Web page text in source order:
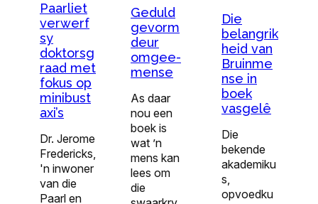
Paarliet
verwerf
sy
doktorsg
raad met
fokus op
minibust
axi’s
Dr. Jerome
Fredericks,
'n inwoner
van die
Paarl en
Geduld
gevorm
deur
omgee-
mense
As daar
nou een
boek is
wat ’n
mens kan
lees om
die
Die
belangrik
heid van
Bruinme
nse in
boek
vasgelê
Die
bekende
akademiku
s,
opvoedku